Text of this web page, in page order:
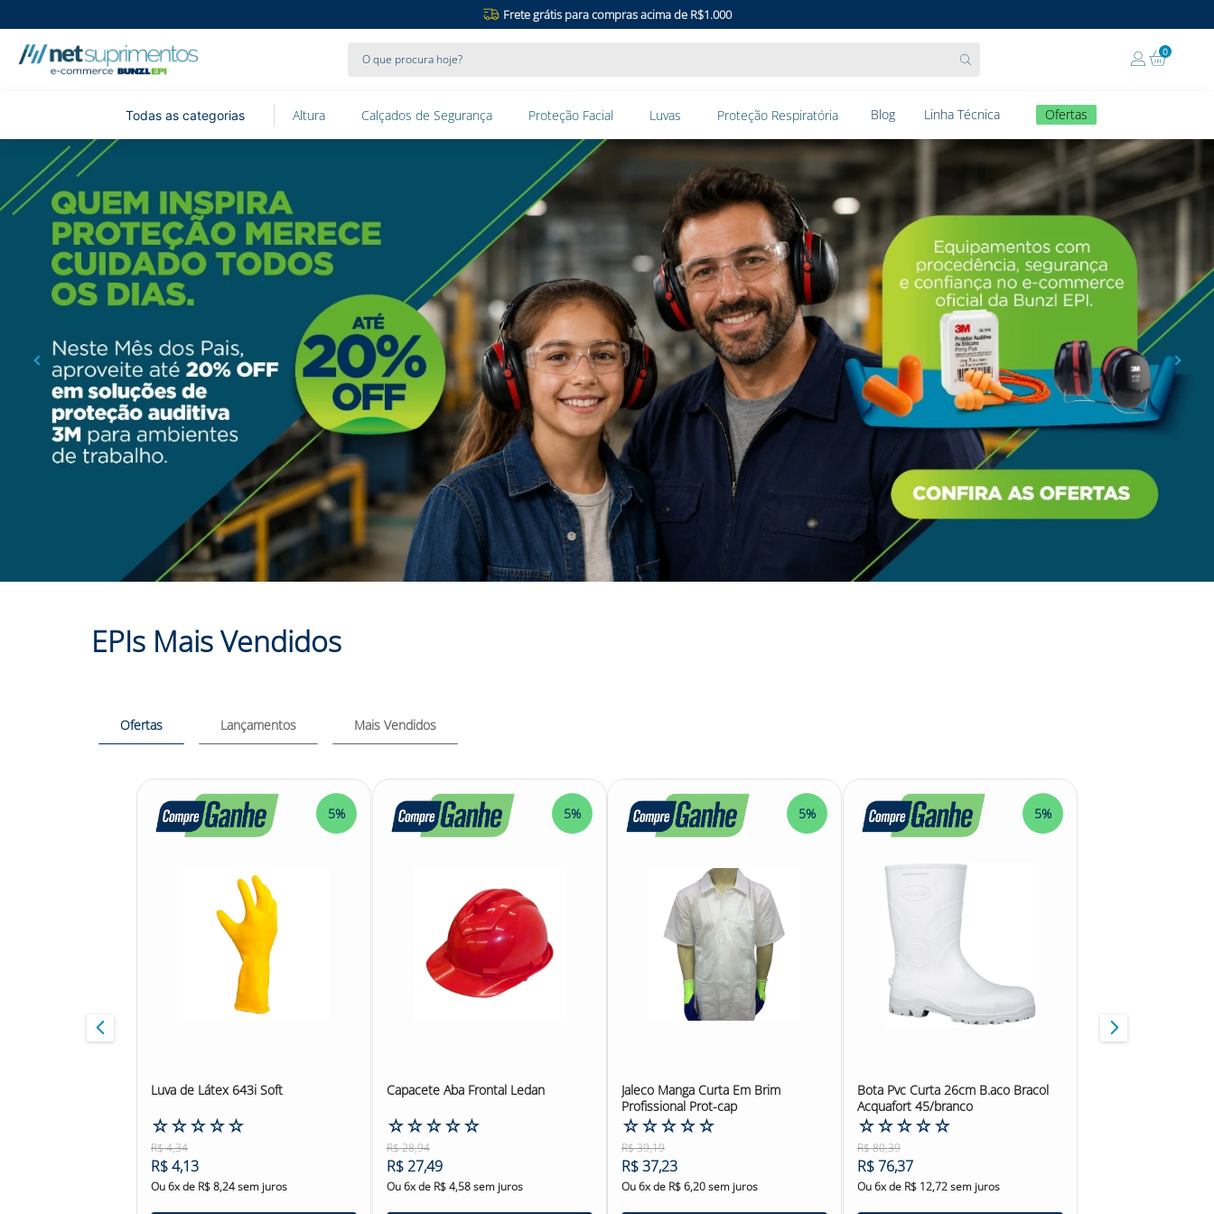
Frete grátis para compras acima de R$1.000
0
Altura Calçados de Segurança Proteção Facial Luvas Proteção Respiratória Blog Linha Técnica Ofertas
EPIs Mais Vendidos
Ofertas Lançamentos Mais Vendidos
5%
Luva de Látex 643i Soft
☆☆☆☆☆
R$4,34
R$4,13
Ou6x de R$8,24sem juros
5%
Capacete Aba Frontal Ledan
☆☆☆☆☆
R$28,94
R$ 27,49
Ou6x de R$ 4,58sem juros
5%
Jaleco Manga Curta Em Brim
Profissional Prot-cap
☆☆☆☆☆
R$39,19
R$37,23
Ou6x de R$6,20sem juros
5%
Bota Pvc Curta 26cm B.aco Bracol
Acquafort 45/branco
☆☆☆☆☆
R$80,39
R$ 76,37
Ou6x de R$ 12,72sem juros